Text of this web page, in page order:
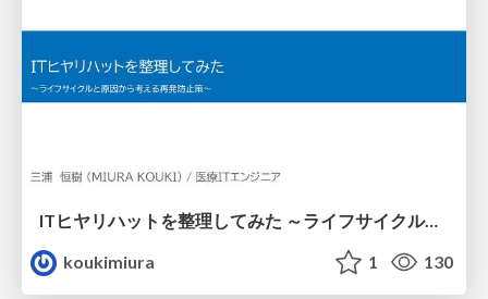
ITヒヤリハットを整理してみた ～ライフサイクルと原因から考える再発防止策～
koukimiura
1 130